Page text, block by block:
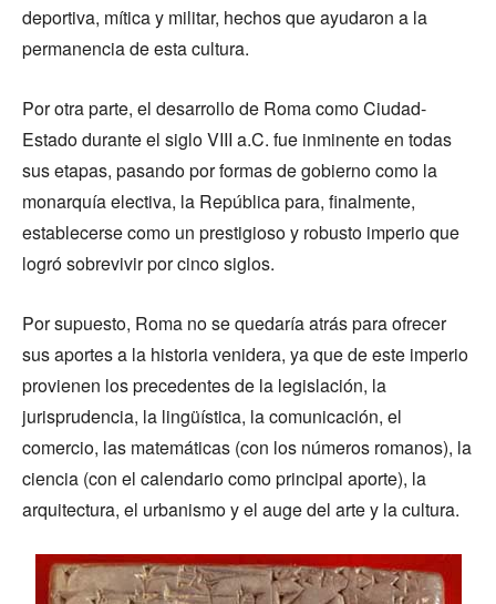
deportiva, mítica y militar, hechos que ayudaron a la
permanencia de esta cultura.
Por otra parte, el desarrollo de Roma como Ciudad-
Estado durante el siglo VIII a.C. fue inminente en todas
sus etapas, pasando por formas de gobierno como la
monarquía electiva, la República para, finalmente,
establecerse como un prestigioso y robusto imperio que
logró sobrevivir por cinco siglos.
Por supuesto, Roma no se quedaría atrás para ofrecer
sus aportes a la historia venidera, ya que de este imperio
provienen los precedentes de la legislación, la
jurisprudencia, la lingüística, la comunicación, el
comercio, las matemáticas (con los números romanos), la
ciencia (con el calendario como principal aporte), la
arquitectura, el urbanismo y el auge del arte y la cultura.